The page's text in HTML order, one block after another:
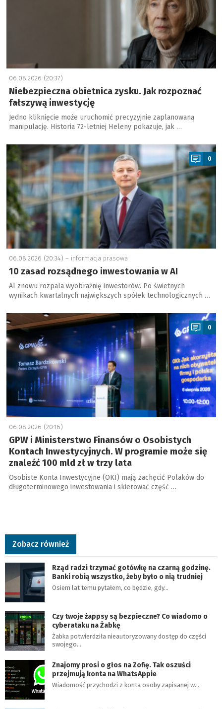
06.08.2026 (20:37)
Niebezpieczna obietnica zysku. Jak rozpoznać
fałszywą inwestycję
Jedno kliknięcie może uruchomić precyzyjnie zaplanowaną
manipulację. Historia 72-letniej Heleny pokazuje, jak …
a
0
06.08.2026 (20:34) – informacja prasowa
10 zasad rozsądnego inwestowania w AI
AI znowu rozpala wyobraźnię inwestorów. Po świetnych
wynikach kwartalnych największych spółek technologicznych …
a
0
06.08.2026 (20:16)
GPW i Ministerstwo Finansów o Osobistych
Kontach Inwestycyjnych. W programie może się
znaleźć 100 mld zł w trzy lata
Osobiste Konta Inwestycyjne (OKI) mają zachęcić Polaków do
długoterminowego inwestowania i skierować część …
Zobacz również
Rząd radzi trzymać gotówkę na czarną godzinę.
Banki robią wszystko, żeby było o nią trudniej
Osiem lat temu pytałem, co będzie, gdy…
Czy twoje żappsy są bezpieczne? Co wiadomo o
cyberataku na Żabkę
Żabka potwierdziła nieautoryzowany dostęp do części
swojego…
Znajomy prosi o głos na Zofię. Tak oszuści
przejmują konta na WhatsAppie
Wiadomość przychodzi z konta osoby zapisanej w…